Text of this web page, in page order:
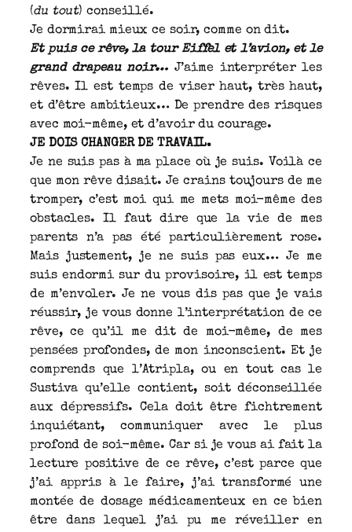
(du tout) conseillé.
Je dormirai mieux ce soir, comme on dit.
Et puis ce rêve, la tour Eiffel et l’avion, et le
grand drapeau noir…J’aime interpréter les
rêves. Il est temps de viser haut, très haut,
et d’être ambitieux… De prendre des risques
avec moi-même, et d’avoir du courage.
JE DOIS CHANGER DE TRAVAIL.
Je ne suis pas à ma place où je suis. Voilà ce
que mon rêve disait. Je crains toujours de me
tromper, c’est moi qui me mets moi-même des
obstacles. Il faut dire que la vie de mes
parents n’a pas été particulièrement rose.
Mais justement, je ne suis pas eux… Je me
suis endormi sur du provisoire, il est temps
de m’envoler. Je ne vous dis pas que je vais
réussir, je vous donne l’interprétation de ce
rêve, ce qu’il me dit de moi-même, de mes
pensées profondes, de mon inconscient. Et je
comprends que l’Atripla, ou en tout cas le
Sustiva qu’elle contient, soit déconseillée
aux dépressifs. Cela doit être fichtrement
inquiétant, communiquer avec le plus
profond de soi-même. Car si je vous ai fait la
lecture positive de ce rêve, c’est parce que
j’ai appris à le faire, j’ai transformé une
montée de dosage médicamenteux en ce bien
être dans lequel j’ai pu me réveiller en